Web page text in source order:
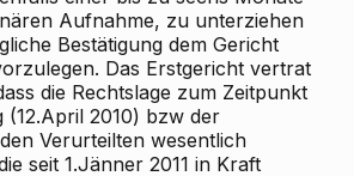
Aufnahme, zu unterziehen
Bestätigung dem Gericht
Das Erstgericht vertrat
die Rechtslage zum Zeitpunkt
2010) bzw der
Verurteilten wesentlich
seit 1.Jänner 2011 in Kraft